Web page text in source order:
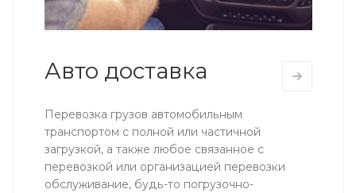
Авто доставка
Перевозка грузов автомобильным
транспортом с полной или частичной
загрузкой, а также любое связанное с
перевозкой или организацией перевозки
обслуживание, будь-то погрузочно-